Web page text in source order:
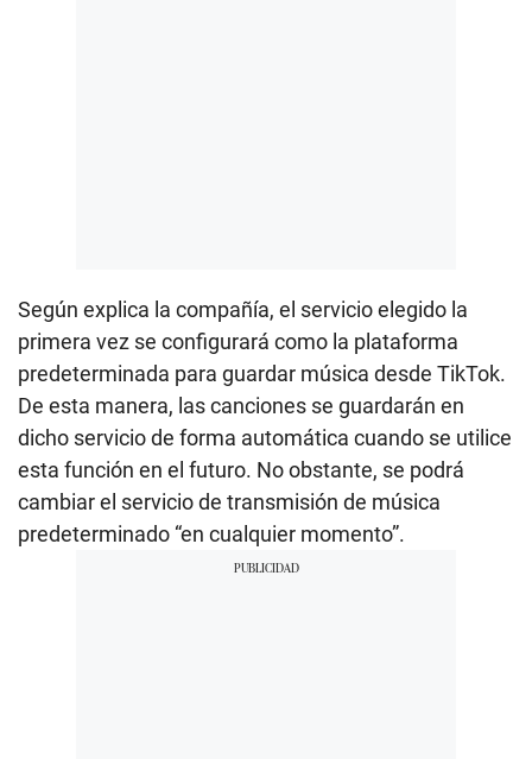
Según explica la compañía, el servicio elegido la
primera vez se configurará como la plataforma
predeterminada para guardar música desde TikTok.
De esta manera, las canciones se guardarán en
dicho servicio de forma automática cuando se utilice
esta función en el futuro. No obstante, se podrá
cambiar el servicio de transmisión de música
predeterminado “en cualquier momento”.